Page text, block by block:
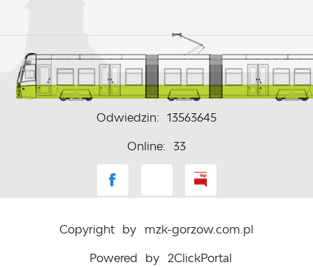
Odwiedzin: 13563645
Online: 33
Copyright by mzk-gorzow.com.pl
Powered by 2ClickPortal